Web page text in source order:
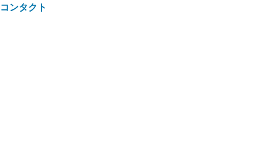
コンタクト